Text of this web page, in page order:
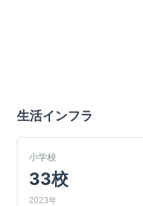
生活インフラ
小学校
33校
2023年